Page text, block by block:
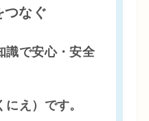
つなぐ
識で安心・安全
え）です。